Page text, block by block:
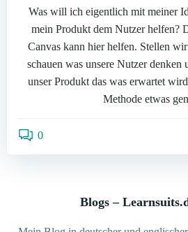
Was will ich eigentlich mit meiner
mein Produkt dem Nutzer helfen?
Canvas kann hier helfen. Stellen
schauen was unsere Nutzer denken
unser Produkt das was erwartet
Methode etwas
0
Blogs –